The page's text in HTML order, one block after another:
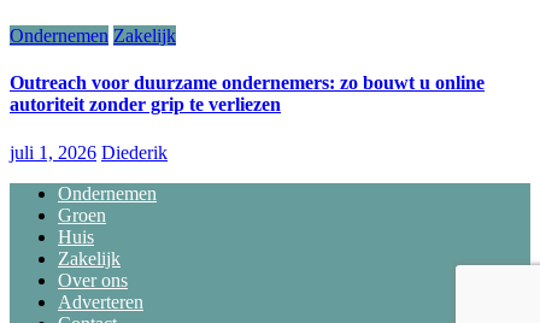
Ondernemen Zakelijk
Outreach voor duurzame ondernemers: zo bouwt u online
autoriteit zonder grip te verliezen
juli 1, 2026 Diederik
Ondernemen
Groen
Huis
Zakelijk
Over ons
Adverteren